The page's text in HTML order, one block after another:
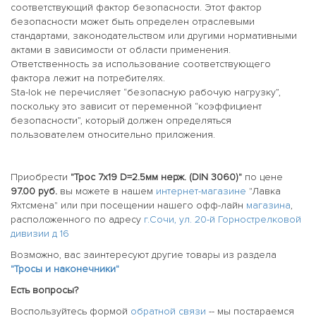
соответствующий фактор безопасности. Этот фактор
безопасности может быть определен отраслевыми
стандартами, законодательством или другими нормативными
актами в зависимости от области применения.
Ответственность за использование соответствующего
фактора лежит на потребителях.
Sta-lok не перечисляет “безопасную рабочую нагрузку”,
поскольку это зависит от переменной “коэффициент
безопасности”, который должен определяться
пользователем относительно приложения.
Приобрести "Трос 7х19 D=2.5мм нерж. (DIN 3060)" по цене
97.00 руб. вы можете в нашем интернет-магазине "Лавка
Яхтсмена" или при посещении нашего офф-лайн магазина,
расположенного по адресу г.Сочи, ул. 20-й Горнострелковой
дивизии д 16
Возможно, вас заинтересуют другие товары из раздела
"Тросы и наконечники"
Есть вопросы?
Воспользуйтесь формой обратной связи -- мы постараемся